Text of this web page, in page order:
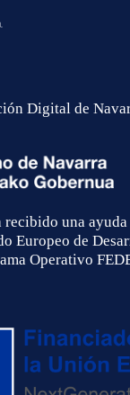
Digital de
recibido una
Europeo de
Operativo